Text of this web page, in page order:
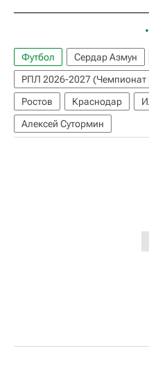
Футбол Сердар Азмун
РПЛ 2026-2027 (Чемпионат
Ростов
Краснодар
Алексей Сутормин